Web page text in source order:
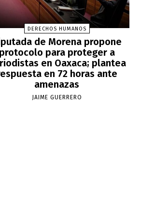
DERECHOS HUMANOS
de Morena propone
protocolo para proteger a
en Oaxaca; plantea
en 72 horas ante
amenazas
JAIME GUERRERO